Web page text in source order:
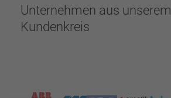
Unternehmen aus unserem
Kundenkreis